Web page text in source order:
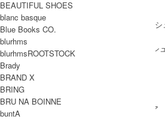
PUMPS
/ バレエ
OTHER SHOES
/ その他シ
GOODS
GOODS ALL ITEM
/ 帽子・ヘッドウェア
BEAUTIFUL SHOES
blanc basque
Blue Books CO.
blurhms
blurhmsROOTSTOCK
Brady
BRAND X
BRING
BRU NA BOINNE
buntA